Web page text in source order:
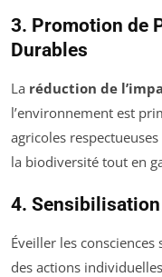
3. Promotion de
Durables
La réduction de
l’environnement est
agricoles
la biodiversité tout en
4.
Éveiller les
des actions